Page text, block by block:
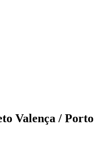
Valença / Porto